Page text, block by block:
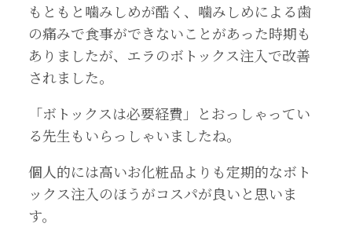
もともと噛みしめが酷く、噛みしめによる歯
の痛みで食事ができないことがあった時期も
ありましたが、エラのボトックス注入で改善
されました。
「ボトックスは必要経費」とおっしゃってい
る先生もいらっしゃいましたね。
個人的には高いお化粧品よりも定期的なボト
ックス注入のほうがコスパが良いと思いま
す。